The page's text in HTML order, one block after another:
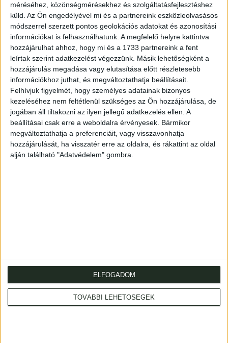
méréséhez, közönségmérésekhez és szolgáltatásfejlesztéshez
küld. Az Ön engedélyével mi és a partnereink eszközleolvasásos
módszerrel szerzett pontos geolokációs adatokat és azonosítási
információkat is felhasználhatunk. A megfelelő helyre kattintva
hozzájárulhat ahhoz, hogy mi és a 1733 partnereink a fent
leírtak szerint adatkezelést végezzünk. Másik lehetőségként a
hozzájárulás megadása vagy elutasítása előtt részletesebb
információkhoz juthat, és megváltoztathatja beállításait.
Felhívjuk figyelmét, hogy személyes adatainak bizonyos
kezeléséhez nem feltétlenül szükséges az Ön hozzájárulása, de
jogában áll tiltakozni az ilyen jellegű adatkezelés ellen. A
beállításai csak erre a weboldalra érvényesek. Bármikor
megváltoztathatja a preferenciáit, vagy visszavonhatja
hozzájárulását, ha visszatér erre az oldalra, és rákattint az oldal
alján található "Adatvédelem" gombra.
TOVÁBBI LEHETŐSÉGEK
ELFOGADOM
Kikiáltási ár:15 000 Ft
Leütési ár:24 000 Ft
Azonosító
78705
A hátoldalon ajánló sorokkal: "Mayer Gyuláné Szűcs Olga
kedves kis húgomnak, szíves szeretettel; Budapest,
1899. VI. 12. öreg kurucz bácsija: Thaly Kálmán". A felvétel
Ellinger Ede budapesti műhelyében készült. Mérete: 105
x 65 mm.
: 1053 Budapest., Múzeum krt. 13-15.
Telefon: +36 1 317 3514
Nyitva: hétköznap 10-18h, szombat 10-14h